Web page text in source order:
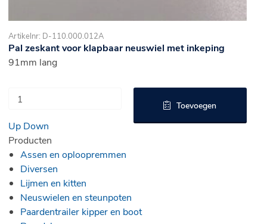
Artikelnr: D-110.000.012A
Pal zeskant voor klapbaar neuswiel met inkeping
91mm lang
Up Down
Toevoegen
Producten
Assen en oploopremmen
Diversen
Lijmen en kitten
Neuswielen en steunpoten
Paardentrailer kipper en boot